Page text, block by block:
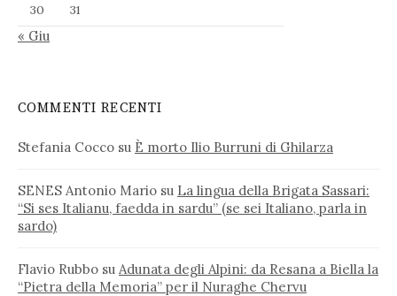
30
31
« Giu
COMMENTI RECENTI
Stefania Cocco su È morto Ilio Burruni di Ghilarza
SENES Antonio Mario su La lingua della Brigata Sassari:
“Si ses Italianu, faedda in sardu” (se sei Italiano, parla in
sardo)
Flavio Rubbo su Adunata degli Alpini: da Resana a Biella la
“Pietra della Memoria” per il Nuraghe Chervu